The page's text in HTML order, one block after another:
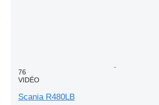
76
VIDÉO
Scania R480LB